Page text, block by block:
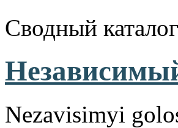
Сводный
Nezavisimyi